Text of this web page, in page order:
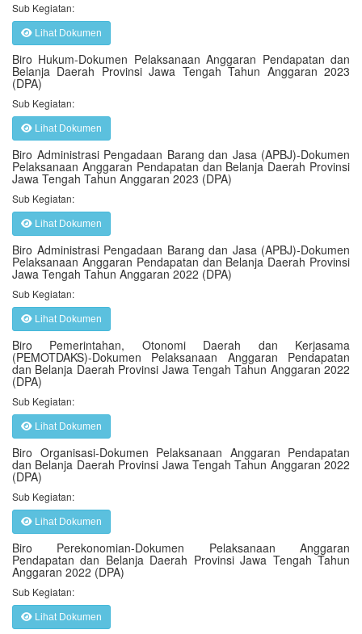
Sub Kegiatan:
Lihat Dokumen
Biro Hukum-Dokumen Pelaksanaan Anggaran Pendapatan dan
Belanja Daerah Provinsi Jawa Tengah Tahun Anggaran 2023
(DPA)
Sub Kegiatan:
Lihat Dokumen
Biro Administrasi Pengadaan Barang dan Jasa (APBJ)-Dokumen
Pelaksanaan Anggaran Pendapatan dan Belanja Daerah Provinsi
Jawa Tengah Tahun Anggaran 2023 (DPA)
Sub Kegiatan:
Lihat Dokumen
Biro Administrasi Pengadaan Barang dan Jasa (APBJ)-Dokumen
Pelaksanaan Anggaran Pendapatan dan Belanja Daerah Provinsi
Jawa Tengah Tahun Anggaran 2022 (DPA)
Sub Kegiatan:
Lihat Dokumen
Biro Pemerintahan, Otonomi Daerah dan Kerjasama
(PEMOTDAKS)-Dokumen Pelaksanaan Anggaran Pendapatan
dan Belanja Daerah Provinsi Jawa Tengah Tahun Anggaran 2022
(DPA)
Sub Kegiatan:
Lihat Dokumen
Biro Organisasi-Dokumen Pelaksanaan Anggaran Pendapatan
dan Belanja Daerah Provinsi Jawa Tengah Tahun Anggaran 2022
(DPA)
Sub Kegiatan:
Lihat Dokumen
Biro Perekonomian-Dokumen Pelaksanaan Anggaran
Pendapatan dan Belanja Daerah Provinsi Jawa Tengah Tahun
Anggaran 2022 (DPA)
Sub Kegiatan:
Lihat Dokumen